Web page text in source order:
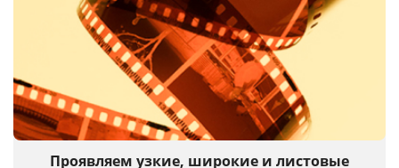
Багетная мастерская
Услуги и сервис
Проявляем узкие, широкие и листовые